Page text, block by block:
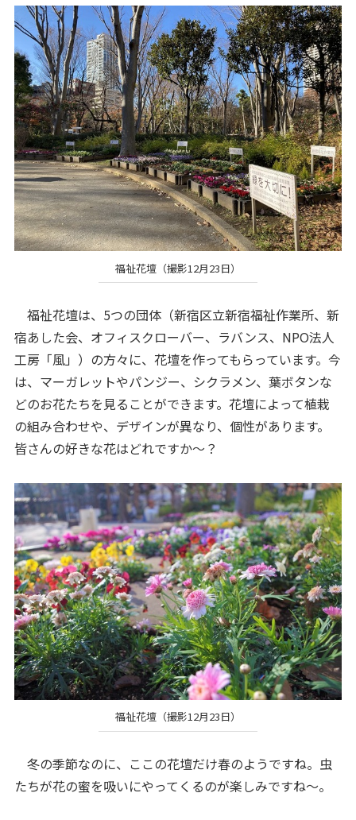
福祉花壇（撮影12月23日）
福祉花壇は、5つの団体（新宿区立新宿福祉作業所、新
宿あした会、オフィスクローバー、ラバンス、NPO法人
工房「風」）の方々に、花壇を作ってもらっています。今
は、マーガレットやパンジー、シクラメン、葉ボタンな
どのお花たちを見ることができます。花壇によって植栽
の組み合わせや、デザインが異なり、個性があります。
皆さんの好きな花はどれですか～？
福祉花壇（撮影12月23日）
冬の季節なのに、ここの花壇だけ春のようですね。虫
たちが花の蜜を吸いにやってくるのが楽しみですね～。